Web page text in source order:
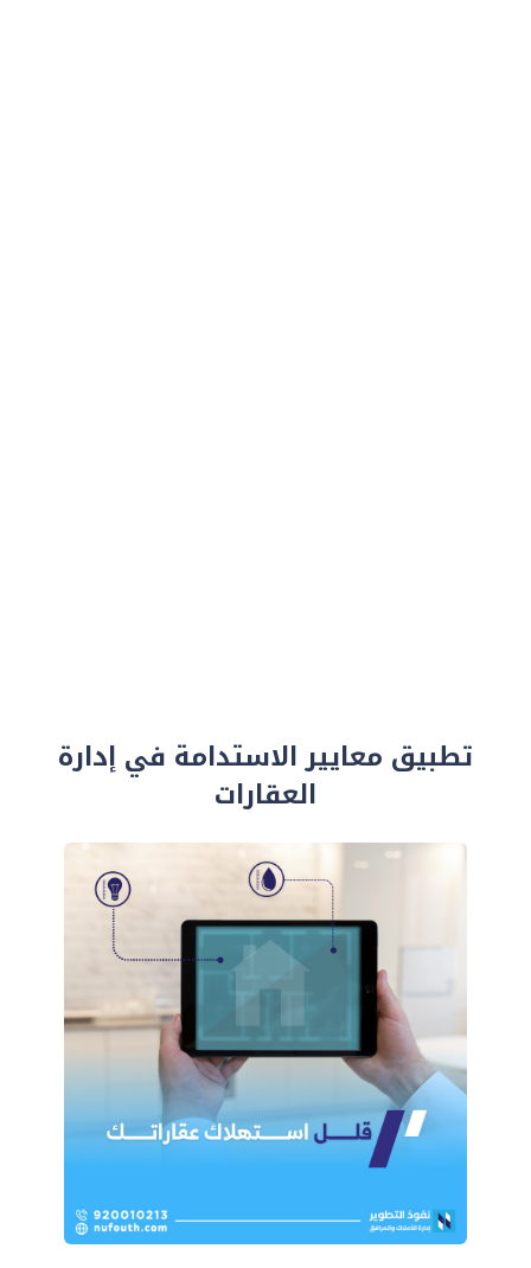
تطبيق معايير الاستدامة في إدارة
العقارات